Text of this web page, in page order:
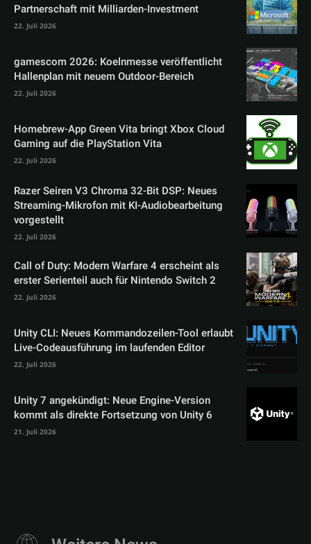
Partnerschaft mit Milliarden-Investment
22. Juli 2026
gamescom 2026: Koelnmesse veröffentlicht
Hallenplan mit neuem Outdoor-Bereich
22. Juli 2026
Homebrew-App Green Vita bringt Xbox Cloud
Gaming auf die PlayStation Vita
22. Juli 2026
Razer Seiren V3 Chroma 32-Bit DSP: Neues
Streaming-Mikrofon mit KI-Audiobearbeitung
vorgestellt
22. Juli 2026
Call of Duty: Modern Warfare 4 erscheint als
erster Serienteil auch für Nintendo Switch 2
22. Juli 2026
Unity CLI: Neues Kommandozeilen-Tool erlaubt
Live-Codeausführung im laufenden Editor
22. Juli 2026
Unity 7 angekündigt: Neue Engine-Version
kommt als direkte Fortsetzung von Unity 6
21. Juli 2026